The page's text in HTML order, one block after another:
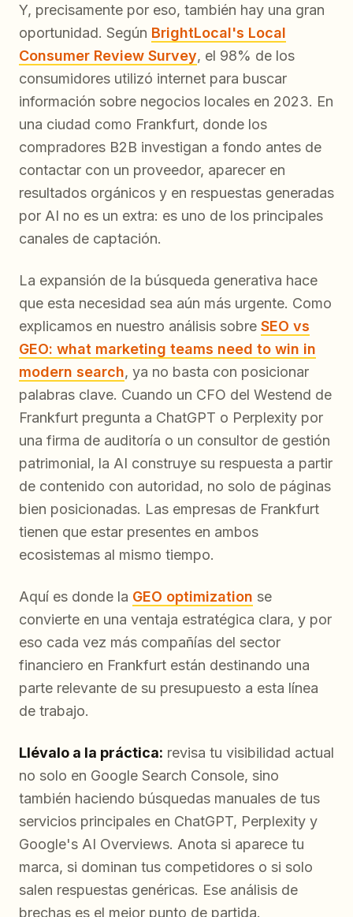
Y, precisamente por eso, también hay una gran
oportunidad. Según BrightLocal's Local
Consumer Review Survey, el 98% de los
consumidores utilizó internet para buscar
información sobre negocios locales en 2023. En
una ciudad como Frankfurt, donde los
compradores B2B investigan a fondo antes de
contactar con un proveedor, aparecer en
resultados orgánicos y en respuestas generadas
por AI no es un extra: es uno de los principales
canales de captación.
La expansión de la búsqueda generativa hace
que esta necesidad sea aún más urgente. Como
explicamos en nuestro análisis sobre SEO vs
GEO: what marketing teams need to win in
modern search, ya no basta con posicionar
palabras clave. Cuando un CFO del Westend de
Frankfurt pregunta a ChatGPT o Perplexity por
una firma de auditoría o un consultor de gestión
patrimonial, la AI construye su respuesta a partir
de contenido con autoridad, no solo de páginas
bien posicionadas. Las empresas de Frankfurt
tienen que estar presentes en ambos
ecosistemas al mismo tiempo.
Aquí es donde la GEO optimization se
convierte en una ventaja estratégica clara, y por
eso cada vez más compañías del sector
financiero en Frankfurt están destinando una
parte relevante de su presupuesto a esta línea
de trabajo.
Llévalo a la práctica: revisa tu visibilidad actual
no solo en Google Search Console, sino
también haciendo búsquedas manuales de tus
servicios principales en ChatGPT, Perplexity y
Google's AI Overviews. Anota si aparece tu
marca, si dominan tus competidores o si solo
salen respuestas genéricas. Ese análisis de
brechas es el mejor punto de partida.